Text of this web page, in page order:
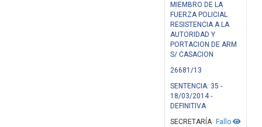
MIEMBRO DE LA
FUERZA POLICIAL
RESISTENCIA A LA
AUTORIDAD Y
PORTACION DE ARM
S/ CASACION
26681/13
SENTENCIA: 35 -
18/03/2014 -
DEFINITIVA
Fallo
SECRETARÍA